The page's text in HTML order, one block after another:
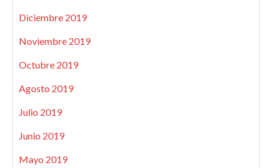
Diciembre 2019
Noviembre 2019
Octubre 2019
Agosto 2019
Julio 2019
Junio 2019
Mayo 2019